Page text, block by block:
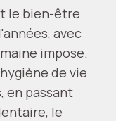
le bien-être
avec
impose.
de vie
en passant
le